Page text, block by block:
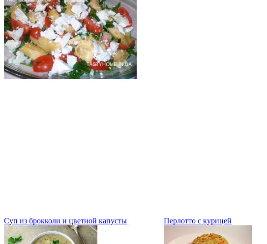
Суп из брокколи и цветной капусты Перлотто с курицей